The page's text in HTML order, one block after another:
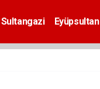
Sultangazi Eyüpsultan